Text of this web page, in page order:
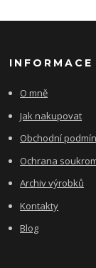
O mně
Jak nakupovat
Obchodní
Ochrana
Archiv výrobků
Kontakty
Blog